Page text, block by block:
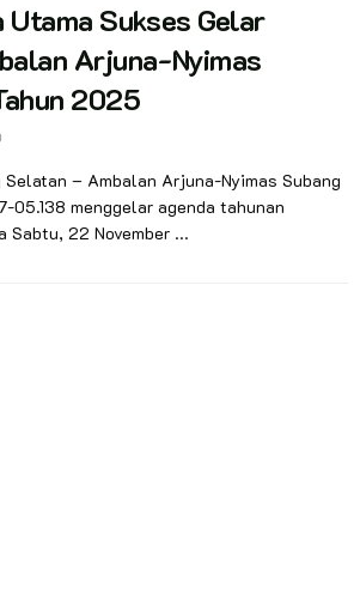
Utama Sukses Gelar
Arjuna-Nyimas
2025
Selatan – Ambalan Arjuna-Nyimas Subang
05.138 menggelar agenda tahunan
Sabtu, 22 November ...